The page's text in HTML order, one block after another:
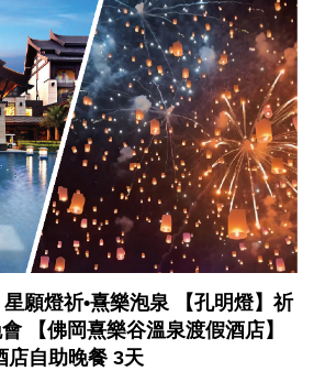
願燈祈•熹樂泡泉 【孔明燈】祈
【佛岡熹樂谷溫泉渡假酒店】
店自助晚餐 3天